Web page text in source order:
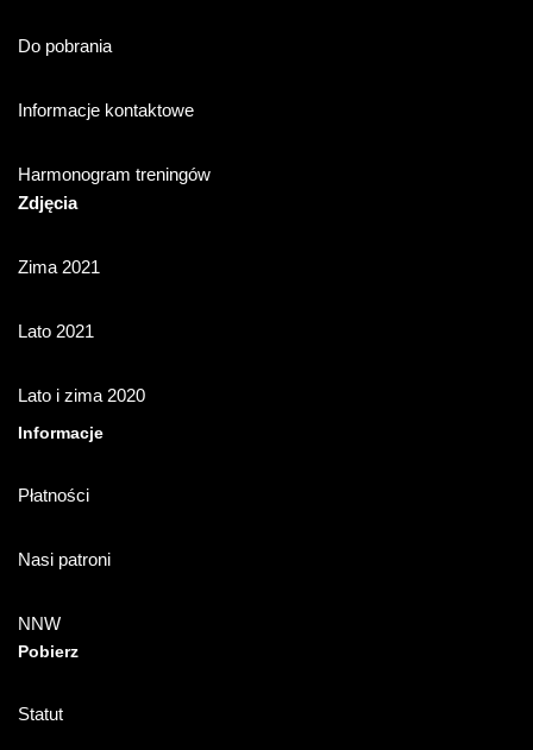
Do pobrania
Informacje kontaktowe
Harmonogram treningów
Zdjęcia
Zima 2021
Lato 2021
Lato i zima 2020
Informacje
Płatności
Nasi patroni
NNW
Pobierz
Statut